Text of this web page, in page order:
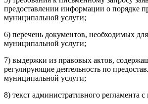
предоставлении информации о порядке
муниципальной услуги;
6) перечень документов, необходимых
муниципальной услуги;
7) выдержки из правовых актов,
регулирующие деятельность по
муниципальной услуги;
8) текст административного регламента